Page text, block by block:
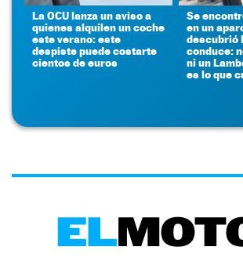
La OCU lanza un aviso a
quienes alquilen un coche
este verano: este
despiste puede costarte
cientos de euros
Se
en un
descubrió
conduce:
ni un
es lo que